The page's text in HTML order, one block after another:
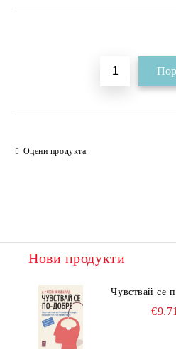
Оцени продукта
Нови продукти
Чувствай се
€9.71